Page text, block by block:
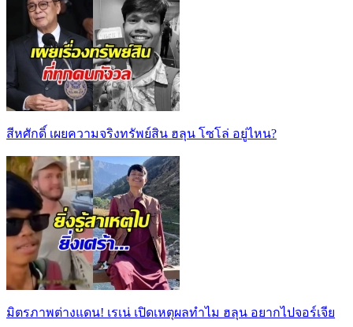
สีหศักดิ์ เผยความจริงทรัพย์สิน ฮลุน โซโล่ อยู่ไหน?
มิตรภาพต่างแดน! เรเน่ เปิดเหตุผลทำไม ฮลุน อยากไปจอร์เจีย